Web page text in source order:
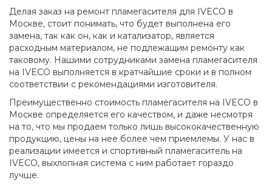
Делая заказ на ремонт пламегасителя для IVECO в
Москве, стоит понимать, что будет выполнена его
замена, так как он, как и катализатор, является
расходным материалом, не подлежащим ремонту как
таковому. Нашими сотрудниками замена пламегасителя
на IVECO выполняется в кратчайшие сроки и в полном
соответствии с рекомендациями изготовителя.
Преимущественно стоимость пламегасителя на IVECO в
Москве определяется его качеством, и даже несмотря
на то, что мы продаем только лишь высококачественную
продукцию, цены на нее более чем приемлемы. У нас в
реализации имеется и спортивный пламегаситель на
IVECO, выхлопная система с ним работает гораздо
лучше.